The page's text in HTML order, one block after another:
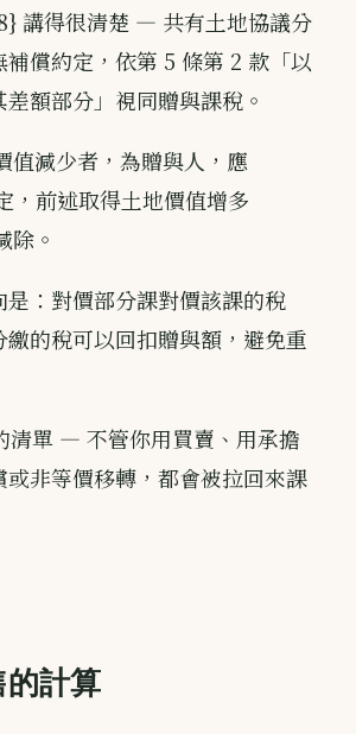
講得很清楚 — 共有土地協議分
償約定，依第 5 條第 2 款「以
額部分」視同贈與課稅。
減少者，為贈與人，應
，前述取得土地價值增多
除。
：對價部分課對價該課的稅
繳的稅可以回扣贈與額，避免重
清單 — 不管你用買賣、用承擔
非等價移轉，都會被拉回來課
計算